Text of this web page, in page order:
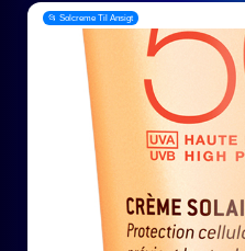
📂 Solcreme Til Ansigt